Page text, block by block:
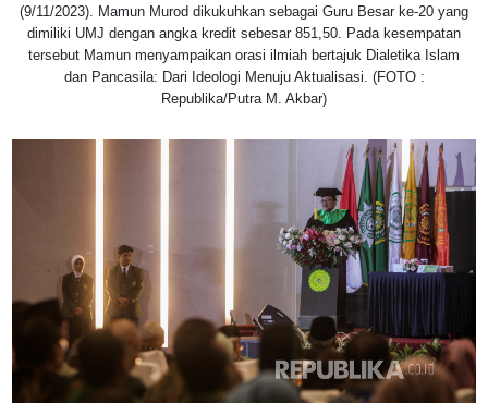
(9/11/2023). Mamun Murod dikukuhkan sebagai Guru Besar ke-20 yang
dimiliki UMJ dengan angka kredit sebesar 851,50. Pada kesempatan
tersebut Mamun menyampaikan orasi ilmiah bertajuk Dialetika Islam
dan Pancasila: Dari Ideologi Menuju Aktualisasi. (FOTO :
Republika/Putra M. Akbar)